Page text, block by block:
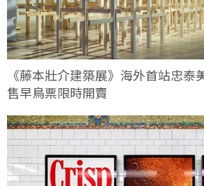
《藤本壯介建築展》海外首站忠泰
售早鳥票限時開賣